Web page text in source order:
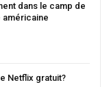
dans le camp de
américaine
Netflix gratuit?